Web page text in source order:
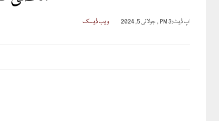
اپ ڈیٹ:3 PM , جولائی 5, 2024 ویب ڈیسک